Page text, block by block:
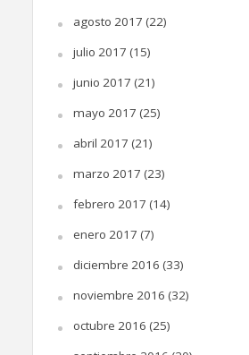
agosto 2017 (22)
julio 2017 (15)
junio 2017 (21)
mayo 2017 (25)
abril 2017 (21)
marzo 2017 (23)
febrero 2017 (14)
enero 2017 (7)
diciembre 2016 (33)
noviembre 2016 (32)
octubre 2016 (25)